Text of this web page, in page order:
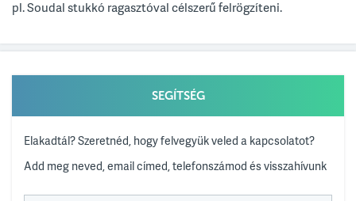
pl. Soudal stukkó ragasztóval célszerű felrögzíteni.
SEGÍTSÉG
Elakadtál? Szeretnéd, hogy felvegyük veled a kapcsolatot?
Add meg neved, email címed, telefonszámod és visszahívunk